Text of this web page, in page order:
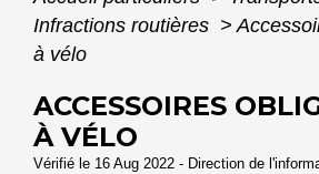
Infractions routières >
à vélo
ACCESSOIRES
À VÉLO
Vérifié le 16 Aug 2022 - Direction de